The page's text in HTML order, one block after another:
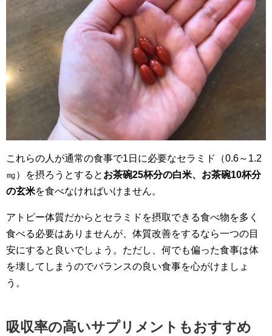
これらの人が通常の食事で1日に必要なセラミド（0.6～1.2
㎎）を摂ろうとすると お茶碗25杯分の白米、お茶碗10杯分
の玄米を食べなければいけません。
アトピー体質だからとセラミドを摂取できる食べ物を多く
食べる必要はありませんが、体質改善をするなら一つの目
安にすると良いでしょう。ただし、何でも偏った食事は体
を壊してしまうのでバランスの良い食事を心がけましょ
う。
吸収率の高いサプリメントもおすすめ